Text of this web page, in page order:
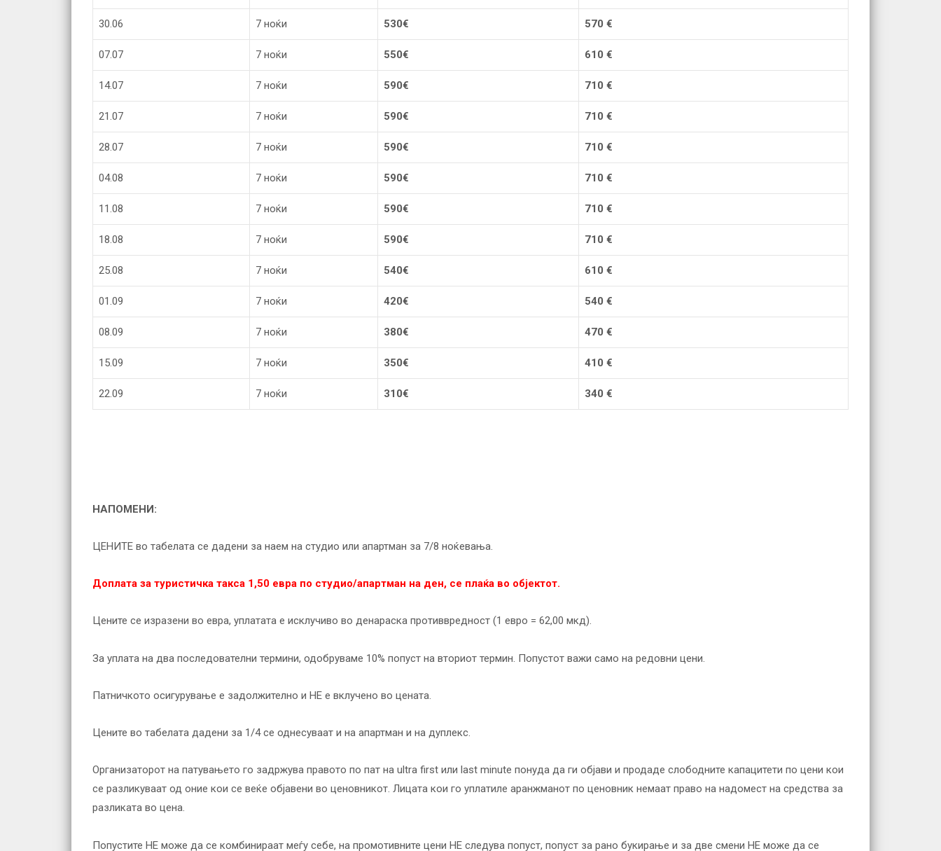
30.06 7 ноќи 530€ 570 €
07.07 7 ноќи 550€ 610 €
14.07 7 ноќи 590€ 710 €
21.07 7 ноќи 590€ 710 €
28.07 7 ноќи 590€ 710 €
04.08 7 ноќи 590€ 710 €
11.08 7 ноќи 590€ 710 €
18.08 7 ноќи 590€ 710 €
25.08 7 ноќи 540€ 61 0 €
01.09 7 ноќи 420€ 540 €
08.09 7 ноќи 380€ 470 €
15.09 7 ноќи 350€ 41 0 €
22.09 7 ноќи 31 0€ 340 €
НАПОМЕНИ:
ЦЕНИТЕ во табелата се дадени за наем на студио или апартман за 7/8 ноќевања.
Доплата за туристичка такса 1,50 евра по студио/апартман на ден, се плаќа во објектот.
Цените се изразени во евра, уплатата е исклучиво во денараска противвредност (1 евро = 62,00 мкд).
За уплата на два последователни термини, одобруваме 10% попуст на вториот термин. Попустот важи само на редовни цени.
Патничкото осигурување е задолжително и НЕ е вклучено во цената.
Цените во табелата дадени за 1/4 се однесуваат и на апартман и на дуплекс.
Организаторот на патувањето го задржува правото по пат на ultra first или last minute понуда да ги објави и продаде слободните капацитети по цени кои
се разликуваат од оние кои се веќе објавени во ценовникот. Лицата кои го уплатиле аранжманот по ценовник немаат право на надомест на средства за
разликата во цена.
Попустите НЕ можe да се комбинираат меѓу себе, на промотивните цени НЕ следува попуст, попуст за рано букирање и за две смени НЕ може да се